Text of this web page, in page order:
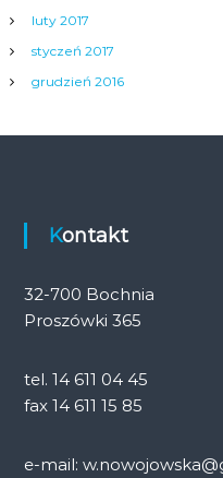
luty 2017
styczeń 2017
grudzień 2016
Kontakt
32-700 Bochnia
Proszówki 365
tel. 14 611 04 45
fax 14 611 15 85
e-mail: